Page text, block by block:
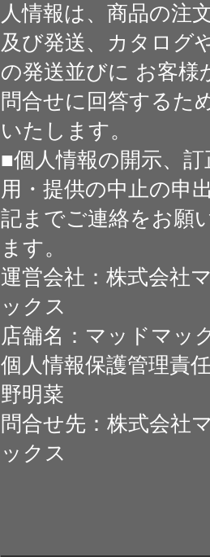
人情報は、商品の注
及び発送、カタログ
の発送並びに お客様
問合せに回答するた
いたします。
■個人情報の開示、
用・提供の中止の申
記までご連絡をお願
ます。
運営会社：株式会社
ックス
店舗名：マッドマッ
個人情報保護管理責
野明菜
問合せ先：株式会社
ックス